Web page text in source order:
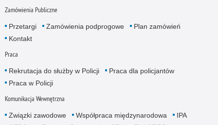
Zamówienia Publiczne
Przetargi Zamówienia podprogowe
Plan zamówień
Kontakt
Praca
Rekrutacja do służby w Policji
Praca dla policjantów
Praca w Policji
Komunikacja Wewnętrzna
Związki zawodowe Współpraca międzynarodowa
IPA